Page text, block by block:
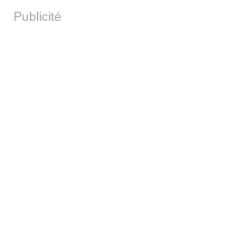
Publicité